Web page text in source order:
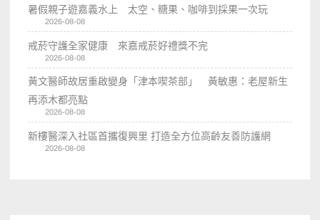
暑假親子遊嘉義水上 太空、糖果、咖啡到採果一次玩
2026-08-08
戒菸守護全家健康 來嘉戒菸好禮獎不完
2026-08-08
黃文醫師故居重啟變身「津本喫茶部」 黃敏惠：老屋新生
再添木都亮點
2026-08-08
新樓醫深入社區首攜復興里 打造全方位高齡友善防護網
2026-08-08